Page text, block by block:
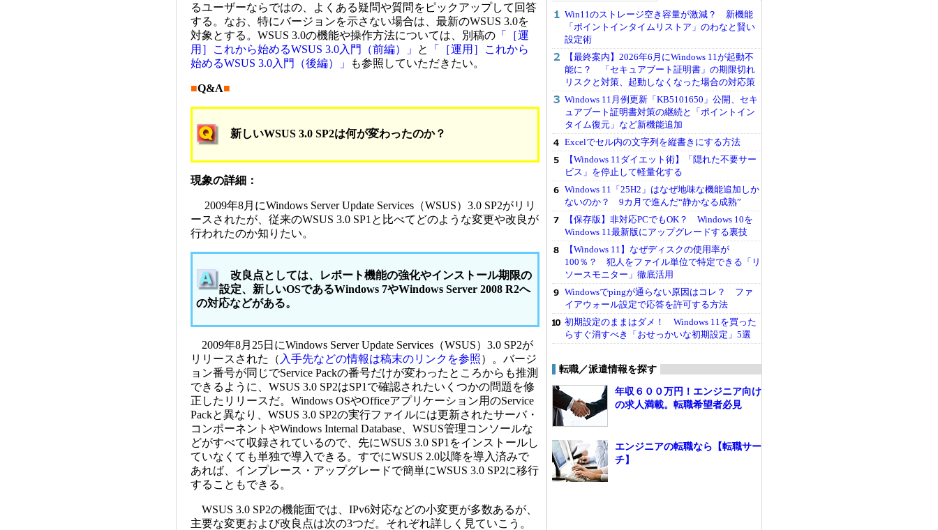
るユーザーならではの、よくある疑問や質問をピックアップして回答
する。なお、特にバージョンを示さない場合は、最新のWSUS 3.0を
対象とする。WSUS 3.0の機能や操作方法については、別稿の 「［運
用］これから始めるWSUS 3.0入門（前編）」
と
「［運用］これから
始めるWSUS 3.0入門（後編）」
も参照していただきたい。
■Q&A■
新しいWSUS 3.0 SP2は何が変わったのか？
現象の詳細：
2009年8月にWindows Server Update Services（WSUS）3.0 SP2がリリ
ースされたが、従来のWSUS 3.0 SP1と比べてどのような変更や改良が
行われたのか知りたい。
改良点としては、レポート機能の強化やインストール期限の
設定、新しいOSであるWindows 7やWindows Server 2008 R2へ
の対応などがある。
2009年8月25日にWindows Server Update Services（WSUS）3.0 SP2が
リリースされた（ 入手先などの情報は稿末のリンクを参照）。バージ
ョン番号が同じでService Packの番号だけが変わったところからも推測
できるように、WSUS 3.0 SP2はSP1で確認されたいくつかの問題を修
正したリリースだ。Windows OSやOfficeアプリケーション用のService
Packと異なり、WSUS 3.0 SP2の実行ファイルには更新されたサーバ・
コンポーネントやWindows Internal Database、WSUS管理コンソールな
どがすべて収録されているので、先にWSUS 3.0 SP1をインストールし
ていなくても単独で導入できる。すでにWSUS 2.0以降を導入済みで
あれば、インプレース・アップグレードで簡単にWSUS 3.0 SP2に移行
することもできる。
WSUS 3.0 SP2の機能面では、IPv6対応などの小変更が多数あるが、
主要な変更および改良点は次の3つだ。それぞれ詳しく見ていこう。
Win11のストレージ空き容量が激減？ 新機能
「ポイントインタイムリストア」のわなと賢い
設定術
【最終案内】2026年6月にWindows 11が起動不
能に？ 「セキュアブート証明書」の期限切れ
リスクと対策、起動しなくなった場合の対応策
Windows 11月例更新「KB5101650」公開、セキ
ュアブート証明書対策の継続と「ポイントイン
タイム復元」など新機能追加
Excelでセル内の文字列を縦書きにする方法
【Windows 11ダイエット術】「隠れた不要サー
ビス」を停止して軽量化する
Windows 11「25H2」はなぜ地味な機能追加しか
ないのか？ 9カ月で進んだ“静かなる成熟”
【保存版】非対応PCでもOK？ Windows 10を
Windows 11最新版にアップグレードする裏技
【Windows 11】なぜディスクの使用率が
100％？ 犯人をファイル単位で特定できる「リ
ソースモニター」徹底活用
Windowsでpingが通らない原因はコレ？ ファ
イアウォール設定で応答を許可する方法
初期設定のままはダメ！ Windows 11を買った
らすぐ消すべき「おせっかいな初期設定」5選
転職／派遣情報を探す
年収６００万円！エンジニア向け
の求人満載。転職希望者必見
エンジニアの転職なら【転職サー
チ】